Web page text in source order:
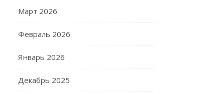
Март 2026
Февраль 2026
Январь 2026
Декабрь 2025